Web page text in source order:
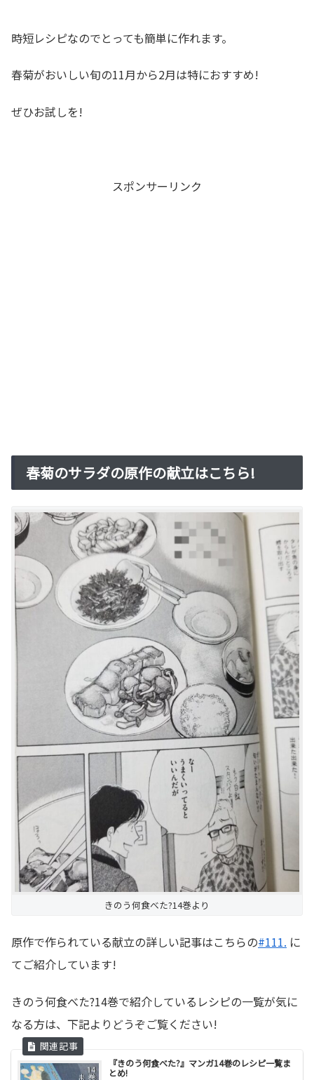
時短レシピなのでとっても簡単に作れます。
春菊がおいしい旬の11月から2月は特におすすめ!
ぜひお試しを!
スポンサーリンク
春菊のサラダの原作の献立はこちら!
きのう何食べた?14巻より
原作で作られている献立の詳しい記事はこちらの#111. に
てご紹介しています!
きのう何食べた?14巻で紹介しているレシピの一覧が気に
なる方は、下記よりどうぞご覧ください!
『きのう何食べた?』マンガ14巻のレシピ一覧ま
とめ!